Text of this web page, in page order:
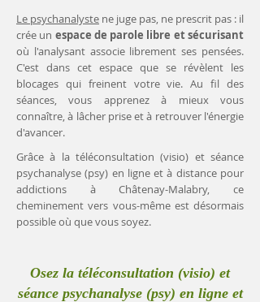
Le psychanalyste ne juge pas, ne prescrit pas : il
crée un espace de parole libre et sécurisant
où l'analysant associe librement ses pensées.
C'est dans cet espace que se révèlent les
blocages qui freinent votre vie. Au fil des
séances, vous apprenez à mieux vous
connaître, à lâcher prise et à retrouver l'énergie
d'avancer.
Grâce à la téléconsultation (visio) et séance
psychanalyse (psy) en ligne et à distance pour
addictions à Châtenay-Malabry, ce
cheminement vers vous-même est désormais
possible où que vous soyez.
Osez la téléconsultation (visio) et
séance psychanalyse (psy) en ligne et